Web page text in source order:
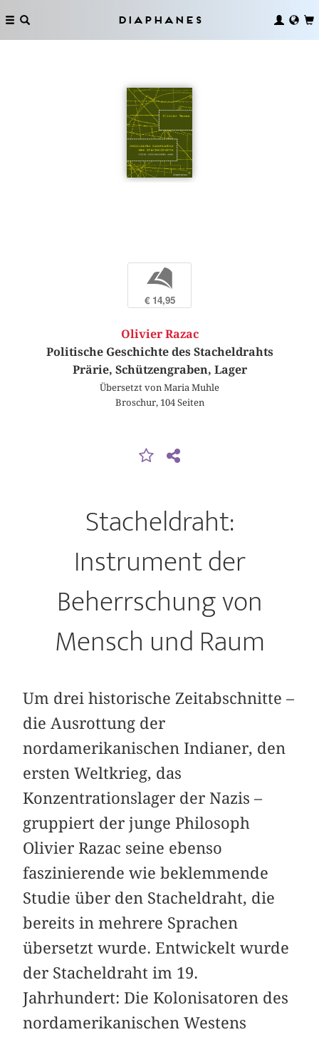
Diaphanes
b
€ 14,95
Olivier Razac
Politische Geschichte des Stacheldrahts
Prärie, Schützengraben, Lager
Übersetzt von Maria Muhle
Broschur, 104 Seiten
Stacheldraht:
Instrument der
Beherrschung von
Mensch und Raum
Um drei historische Zeitabschnitte –
die Ausrottung der
nordamerikanischen Indianer, den
ersten Weltkrieg, das
Konzentrationslager der Nazis –
gruppiert der junge Philosoph
Olivier Razac seine ebenso
faszinierende wie beklemmende
Studie über den Stacheldraht, die
bereits in mehrere Sprachen
übersetzt wurde. Entwickelt wurde
der Stacheldraht im 19.
Jahrhundert: Die Kolonisatoren des
nordamerikanischen Westens